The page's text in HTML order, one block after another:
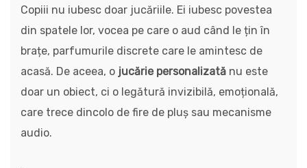
Copiii nu iubesc doar jucăriile. Ei iubesc povestea
din spatele lor, vocea pe care o aud când le țin în
brațe, parfumurile discrete care le amintesc de
acasă. De aceea, o jucărie personalizată nu este
doar un obiect, ci o legătură invizibilă, emoțională,
care trece dincolo de fire de pluș sau mecanisme
audio.